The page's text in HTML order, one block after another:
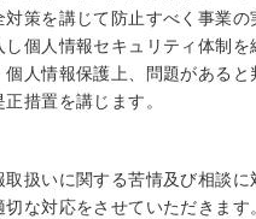
対策を講じて防止すべく事業の
し個人情報セキュリティ体制を
個人情報保護上、問題があると
措置を講じます。
取扱いに関する苦情及び相談
な対応をさせていただきます